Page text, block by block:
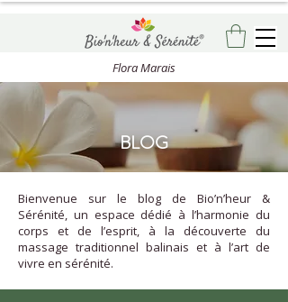
Flora Marais
BLOG
Bienvenue sur le blog de Bio’n’heur &
Sérénité, un espace dédié à l’harmonie du
corps et de l’esprit, à la découverte du
massage traditionnel balinais et à l’art de
vivre en sérénité.